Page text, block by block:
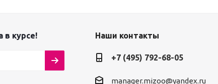
в курсе! Наши контакты
+7 (495) 792-68-05
manager.mizoo@yandex.ru